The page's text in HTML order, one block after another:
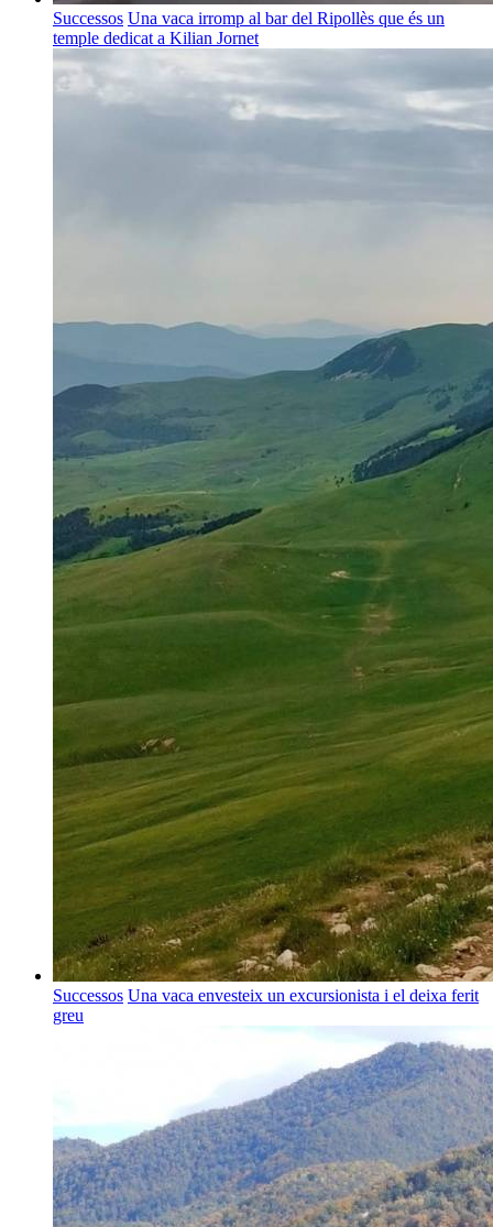
Successos Una vaca irromp al bar del Ripollès que és un
temple dedicat a Kilian Jornet
Successos Una vaca envesteix un excursionista i el deixa ferit
greu